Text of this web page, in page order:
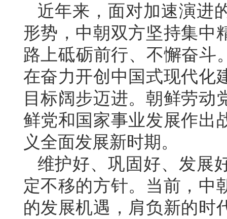
近年来，面对加速演进
形势，中朝双方坚持集中
路上砥砺前行、不懈奋斗
在奋力开创中国式现代化
目标阔步迈进。朝鲜劳动
鲜党和国家事业发展作出
义全面发展新时期。
维护好、巩固好、发展
定不移的方针。当前，中
的发展机遇，肩负新的时